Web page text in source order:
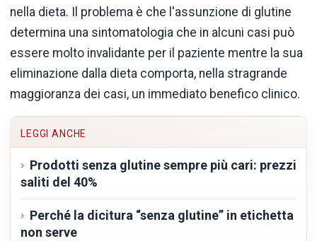
nella dieta. Il problema è che l'assunzione di glutine
determina una sintomatologia che in alcuni casi può
essere molto invalidante per il paziente mentre la sua
eliminazione dalla dieta comporta, nella stragrande
maggioranza dei casi, un immediato benefico clinico.
LEGGI ANCHE
Prodotti senza glutine sempre più cari: prezzi
saliti del 40%
Perché la dicitura “senza glutine” in etichetta
non serve